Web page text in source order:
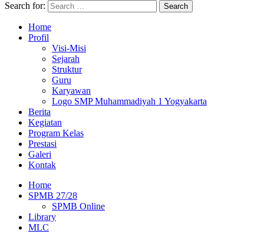
Search for:
Home
Profil
Visi-Misi
Sejarah
Struktur
Guru
Karyawan
Logo SMP Muhammadiyah 1 Yogyakarta
Berita
Kegiatan
Program Kelas
Prestasi
Galeri
Kontak
Home
SPMB 27/28
SPMB Online
Library
MLC